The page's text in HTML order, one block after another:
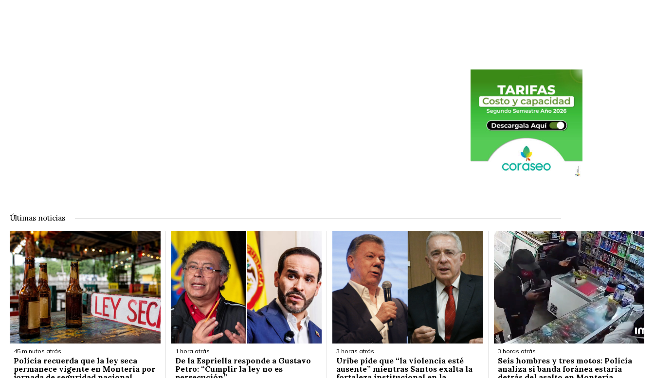
Últimas noticias
45 minutos atrás
Policía recuerda que la ley seca
permanece vigente en Montería por
1 hora atrás
De la Espriella responde a Gustavo
Petro: “Cumplir la ley no es
3 horas atrás
Uribe pide que “la violencia esté
ausente” mientras Santos exalta la
3 horas atrás
Seis hombres y tres motos: Policía
analiza si banda foránea estaría